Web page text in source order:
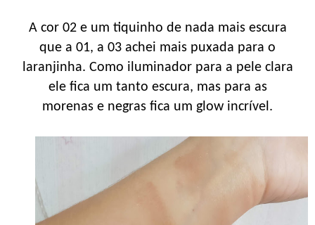
A cor 02 e um tiquinho de nada mais escura
que a 01, a 03 achei mais puxada para o
laranjinha. Como iluminador para a pele clara
ele fica um tanto escura, mas para as
morenas e negras fica um glow incrível.